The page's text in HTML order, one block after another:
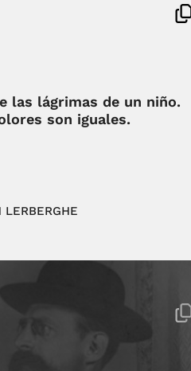
las lágrimas de un niño.
son iguales.
LERBERGHE